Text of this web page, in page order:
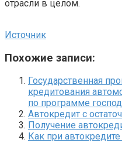
отрасли в целом.
Источник
Похожие записи:
Государственная
кредитования
по программе
Автокредит с
Получение
Как при